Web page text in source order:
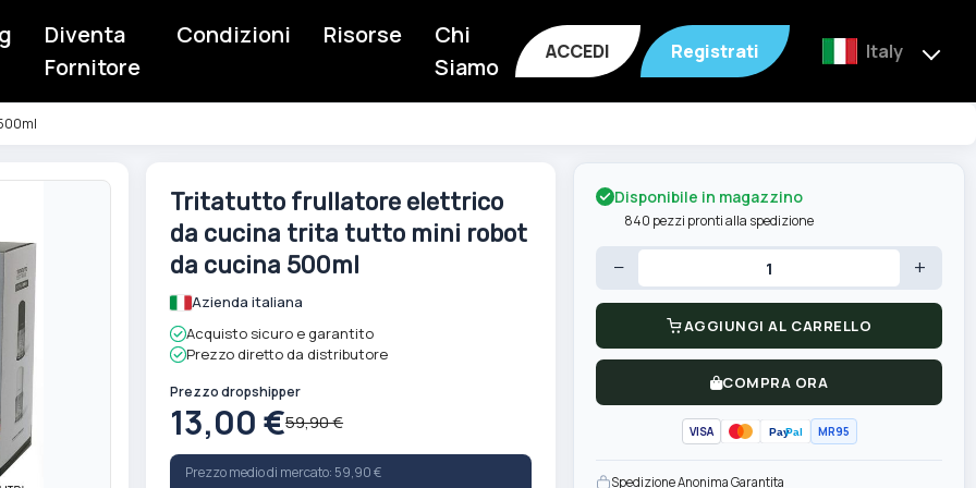
Diventa
Fornitore
Condizioni Risorse
Chi
Siamo
ACCEDI Registrati Italy
Vai
immagini
Tritatutto frullatore elettrico
da cucina trita tutto mini robot
da cucina 500ml
Azienda italiana
Acquisto sicuro e garantito
Prezzo diretto da distributore
Prezzo dropshipper
13,00 €59,90 €
Prezzo medio di mercato: 59,90 €
Disponibile in magazzino
840 pezzi pronti alla spedizione
− +
AGGIUNGI AL CARRELLO
COMPRA ORA
VISA PayPal MR95
Spedizione Anonima Garantita